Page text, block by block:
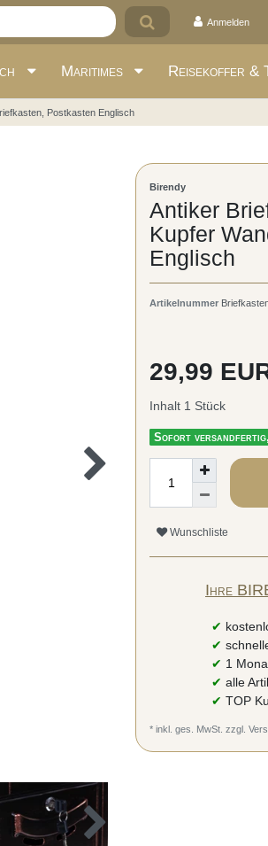
Anmelden
Maritimes Reisekoffer &
Postkasten Englisch
Birendy
Antiker
Kupfer
Englisch
Artikelnummer
29,99
Inhalt 1 Stück
Sofort
Wunschliste
Ihre
✔
✔
✔ 1
✔ alle
✔ TOP
* inkl. ges. MwSt. zzgl.